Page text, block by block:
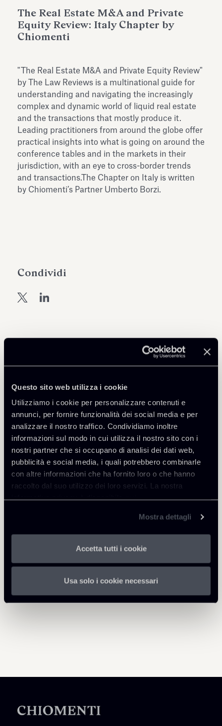
Questo sito web utilizza i cookie
Utilizziamo i cookie per personalizzare contenuti e
annunci, per fornire funzionalità dei social media e per
analizzare il nostro traffico. Condividiamo inoltre
informazioni sul modo in cui utilizza il nostro sito con i
nostri partner che si occupano di analisi dei dati web,
pubblicità e social media, i quali potrebbero combinarle
con altre informazioni che ha fornito loro o che hanno
raccolto dal suo utilizzo dei loro servizi. La nostra
informativa privacy è disponibilequi.
Mostra dettagli
Accetta tutti i cookie
Usa solo i cookie necessari
dell’Antiquarium di Villa Albani
Torlonia
Leggi tutto
Italy-Chapter-The-Real-Esate-
Review.pdf
The Real Estate M&A and Private
Equity Review: Italy Chapter by
Chiomenti
"The Real Estate M&A and Private Equity Review"
by The Law Reviews is a multinational guide for
understanding and navigating the increasingly
complex and dynamic world of liquid real estate
and the transactions that mostly produce it.
Leading practitioners from around the globe offer
practical insights into what is going on around the
conference tables and in the markets in their
jurisdiction, with an eye to cross-border trends
and transactions.The Chapter on Italy is written
by Chiomenti’s Partner Umberto Borzi.
Condividi
Professionisti correlati
Scopri il professionista